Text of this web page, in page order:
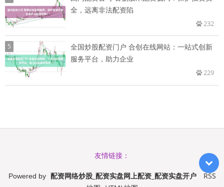
全，远离非法配资陷
232
5
全国炒股配资门户 合创在线网站：一站式创新
服务平台，助力企业
229
友情链接：
Powered by 配资网络炒股_配资实盘网上配资_配资实盘开户
RSS